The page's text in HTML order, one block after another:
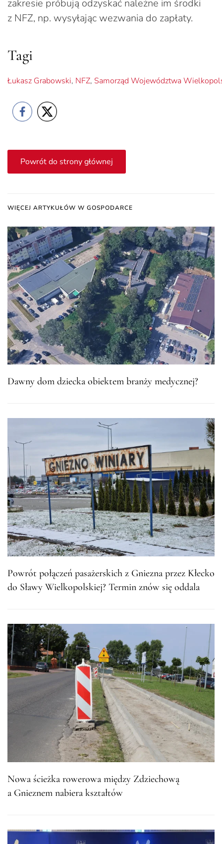
zakresie próbują odzyskać należne im środki
z NFZ, np. wysyłając wezwania do zapłaty.
Tagi
Łukasz Grabowski, NFZ, Samorząd Województwa
Powrót do strony głównej
WIĘCEJ ARTYKUŁÓW W GOSPODARCE
Dawny dom dziecka obiektem branży medycznej?
Powrót połączeń pasażerskich z Gniezna przez Kłecko
do Sławy Wielkopolskiej? Termin znów się oddala
Nowa ścieżka rowerowa między Zdziechową
a Gnieznem nabiera kształtów